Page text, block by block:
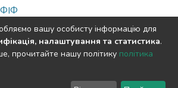
ФІФ
вашу особисту інформацію для
налаштування та статистика.
прочитайте нашу політику політика